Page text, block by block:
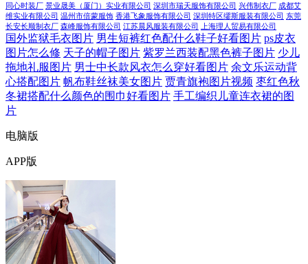
同心时装厂 景业晟美（厦门）实业有限公司 深圳市瑞天服饰有限公司 兴伟制衣厂 成都艾
维实业有限公司 温州市倍蒙服饰 香港飞象服饰有限公司 深圳特区缪斯服装有限公司 东莞
长安长顺制衣厂 森峰服饰有限公司 江苏晨风服装有限公司 上海理人贸易有限公司
国外监狱毛衣图片 男生短裤红色配什么鞋子好看图片 ps皮衣
图片怎么修 天子的帽子图片 紫罗兰西装配黑色裤子图片 少儿
拖地礼服图片 男士中长款风衣怎么穿好看图片 余文乐运动背
心搭配图片 帆布鞋丝袜美女图片 贾青旗袍图片视频 枣红色秋
冬裙搭配什么颜色的围巾好看图片 手工编织儿童连衣裙的图
片
电脑版
APP版